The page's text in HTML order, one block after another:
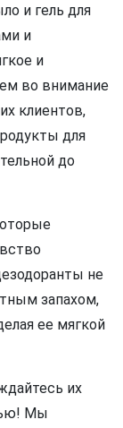
и гель для
и
и
во внимание
клиентов,
для
до
не
запахом,
ее мягкой
их
Мы